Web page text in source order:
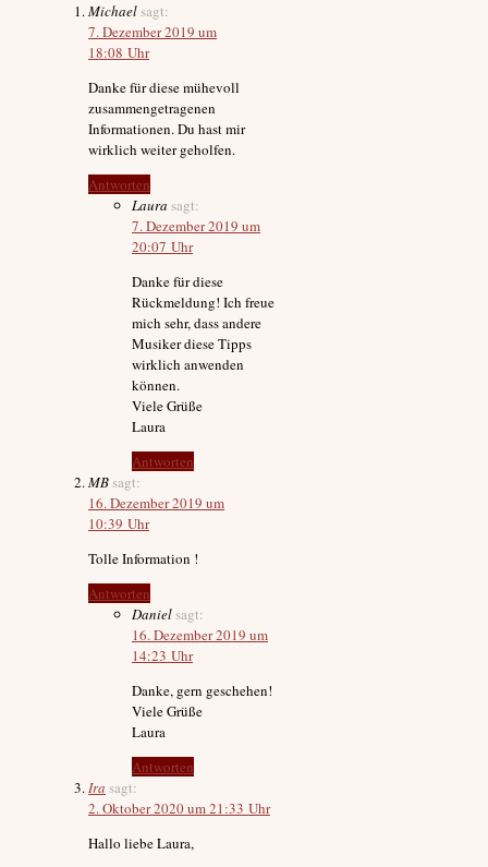
Michaelsagt:
7. Dezember 2019 um
18:08 Uhr
Danke für diese mühevoll
zusammengetragenen
Informationen. Du hast mir
wirklich weiter geholfen.
Antworten
Laura sagt:
7. Dezember 2019 um
20:07 Uhr
Danke für diese
Rückmeldung! Ich freue
mich sehr, dass andere
Musiker diese Tipps
wirklich anwenden
können.
Viele Grüße
Laura
Antworten
MBsagt:
16. Dezember 2019 um
10:39 Uhr
Tolle Information !
Antworten
Danielsagt:
16. Dezember 2019 um
14:23 Uhr
Danke, gern geschehen!
Viele Grüße
Laura
Antworten
Ira sagt:
2. Oktober 2020 um 21:33 Uhr
Hallo liebe Laura,